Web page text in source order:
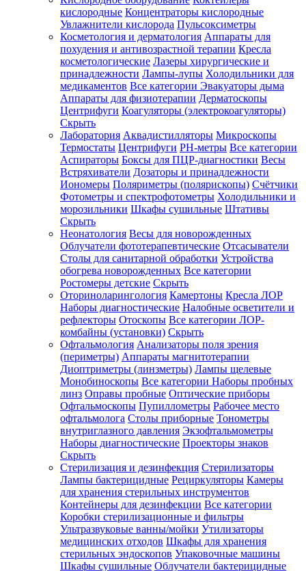
Зарегистрироваться
Зачем
регистрироваться?
Все
покупки
одном
месте
Личный
менеджер
Отслеживание
статуса
заказа
кислородные Концентраторы кислородные
Увлажнители кислорода Пульсоксиметры
Косметология и дерматология Аппараты для
похудения и антивозрастной терапии Кресла
косметологические Лазеры хирургические и
принадлежности Лампы-лупы Холодильники для
медикаментов Все категории Эвакуаторы дыма
Аппараты для физиотерапии Дерматоскопы
Центрифуги Коагуляторы (электрокоагуляторы)
Скрыть
Лаборатория Аквадистилляторы Микроскопы
Термостаты Центрифуги PH-метры Все категории
Аспираторы Боксы для ПЦР-диагностики Весы
Встряхиватели Дозаторы и принадлежности
Иономеры Поляриметры (полярископы) Счётчики
Фотометры и спектрофотометры Холодильники и
морозильники Шкафы сушильные Штативы
Скрыть
Неонатология Весы для новорожденных
Облучатели фототерапевтические Отсасыватели
Столы для санитарной обработки Устройства
обогрева новорожденных Все категории
Ростомеры детские Скрыть
Оториноларингология Камертоны Кресла ЛОР
Наборы диагностические Налобные осветители и
рефлекторы Отоскопы Все категории ЛОР-
комбайны (установки) Скрыть
Офтальмология Анализаторы поля зрения
(периметры) Аппараты магнитотерапии
Диоптриметры (линзметры) Лампы щелевые
Монобиноскопы Все категории Наборы пробных
линз Оправы пробные Оптические приборы
Офтальмоскопы Пупиллометры Рабочее место
офтальмолога Столы приборные Тонометры
внутриглазного давления Экзофтальмометры
Наборы диагностические Проекторы знаков
Скрыть
Стерилизация и дезинфекция Стерилизаторы
Лампы бактерицидные Рециркуляторы Камеры
для хранения стерильных инструментов
Контейнеры для дезинфекции Все категории
Коробки стерилизационные и фильтры
Ультразвуковые ванны/мойки Утилизаторы
медицинских отходов Шкафы для хранения
стерильных эндоскопов Упаковочные машины
Шкафы сушильные Облучатели бактерицидные